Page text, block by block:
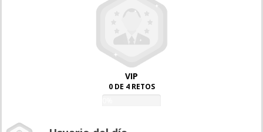
VIP
0 DE 4 RETOS